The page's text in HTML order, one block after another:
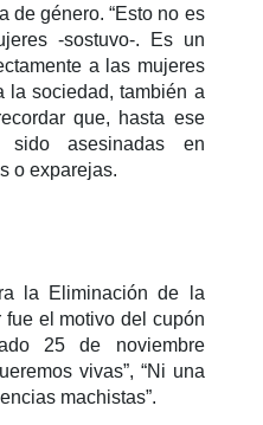
de género. “Esto no es
-sostuvo-. Es un
a las mujeres
la sociedad, también a
que, hasta ese
asesinadas en
o exparejas.
la Eliminación de la
el motivo del cupón
25 de noviembre
vivas”, “Ni una
machistas”.